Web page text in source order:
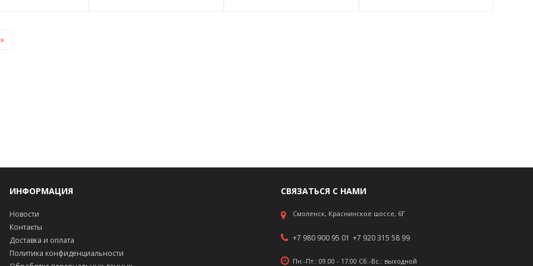
»
ИНФОРМАЦИЯ
Новости
Контакты
Доставка и оплата
Политика конфиденциальности
СВЯЗАТЬСЯ С НАМИ
Смоленск, Краснинское шоссе, 6Г
+7 980 900 95 01 +7 920 315 58 99
Пн.-Пт.: 09.00 - 17.00 Сб.-Вс.: выходной